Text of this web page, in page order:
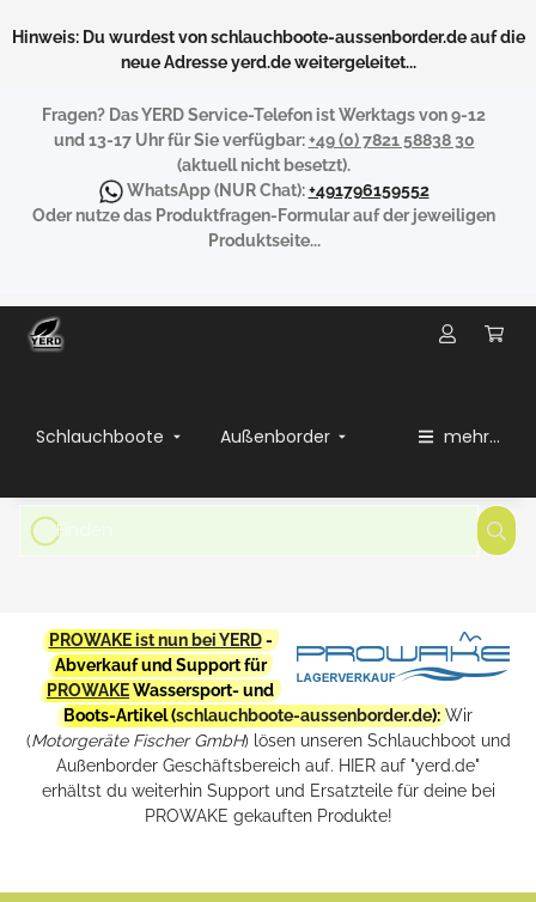
Hinweis: Du wurdest von schlauchboote-aussenborder.de auf die
neue Adresse yerd.de weitergeleitet...
Fragen? Das YERD Service-Telefon ist Werktags von 9-12
und 13-17 Uhr für Sie verfügbar:+49 (0) 7821 58838 30
(aktuell nicht besetzt).
WhatsApp(NUR Chat):+491796159552
Oder nutze das Produktfragen-Formular auf der jeweiligen
Produktseite...
Schlauchboote Außenborder mehr...
PROWAKE ist nun bei YERD-
Abverkauf und Support für
PROWAKEWassersport- und
Boots-Artikel (schlauchboote-aussenborder.de): Wir
(Motorgeräte Fischer GmbH) lösen unseren Schlauchboot und
Außenborder Geschäftsbereich auf. HIER auf "yerd.de"
erhältst du weiterhin Support und Ersatzteile für deine bei
PROWAKE gekauften Produkte!